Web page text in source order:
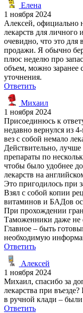
Елена
1 ноября 2024
Алексей, официально
лекарств для личного
очевидно, что это для
продажи. Я обычно
плюс неделю про
объем, можно заранее
уточнения.
Ответить
Михаил
1 ноября 2024
Присоединюсь к
недавно вернулся из
вез с собой немало
Действительно,
препараты по
чтобы было удобнее
лекарств на
Это пригодилось при
Взял с собой копии
витаминов и БАДов
При прохождении
Таможенники даже не
Главное – быть
необходимую
Ответить
Алексей
1 ноября 2024
Михаил, спасибо за
лекарства при
в ручной клади –
Ответить